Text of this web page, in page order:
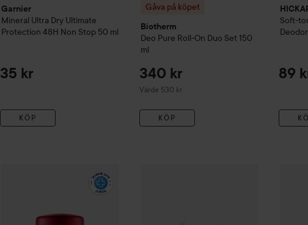
Garnier
Mineral Ultra Dry Ultimate
Protection 48H Non Stop 50 ml
35 kr
KÖP
Gåva på köpet
Biotherm
Deo Pure Roll-On Duo Set 150
ml
340 kr
Värde 530 kr
KÖP
Soft-
89
96H Clinical Control Deodorant